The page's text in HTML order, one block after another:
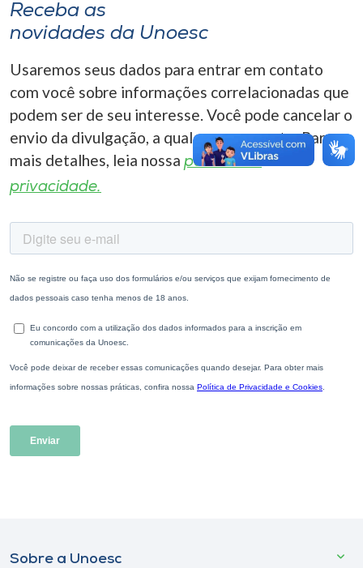
A-
Receba as
novidades da Unoesc
Usaremos seus dados para entrar em contato
com você sobre informações correlacionadas que
podem ser de seu interesse. Você pode cancelar o
envio da divulgação, a qualquer momento. Para
mais detalhes, leia nossa política de
privacidade.
Sobre a Unoesc